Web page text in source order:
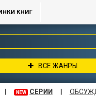
КНИГ
ВСЕ ЖАНРЫ
NEW СЕРИИ